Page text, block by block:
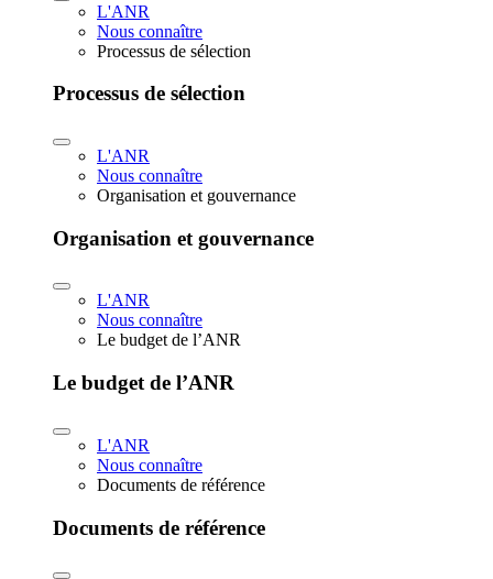
L'ANR
Nous connaître
Processus de sélection
Processus de sélection
L'ANR
Nous connaître
Organisation et gouvernance
Organisation et gouvernance
L'ANR
Nous connaître
Le budget de l’ANR
Le budget de l’ANR
L'ANR
Nous connaître
Documents de référence
Documents de référence